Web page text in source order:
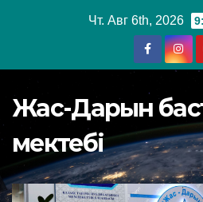
Чт. Авг 6th, 2026
Жас-Дарын
мектебі